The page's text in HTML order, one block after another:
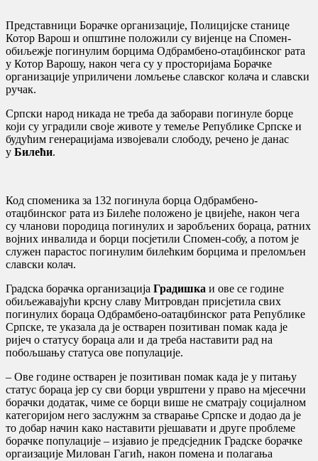
Представници Борачке организације, Полицијске станице
Котор Варош и општине положили су вијенце на Спомен-
обиљежје погинулим борцима Одбрамбено-отаџбинског рата
у Котор Варошу, након чега су у просторијама Борачке
организације уприличени ломљење славског колача и славски
ручак.
Српски народ никада не треба да заборави погинуле борце
који су уградили своје животе у темеље Републике Српске и
будућим генерацијама извојевали слободу, речено је данас
у Билећи.
Код споменика за 132 погинула борца Одбрамбено-
отаџбинског рата из Билеће положено је цвијеће, након чега
су чланови породица погинулих и заробљених бораца, ратних
војних инвалида и борци посјетили Спомен-собу, а потом је
служен парастос погинулим билећким борцима и преломљен
славски колач.
Градска борачка организација Градишка и ове се године
обиљежавајући крсну славу Митровдан присјетила свих
погинулих бораца Одбрамбено-оатаџбинског рата Републике
Српске, те указала да је остварен позитиван помак када је
ријеч о статусу бораца али и да треба наставити рад на
побољшању статуса ове популације.
– Ове године остварен је позитиван помак када је у питању
статус бораца јер су сви борци уврштени у право на мјесечни
борачки додатак, чиме се борци више не сматрају социјалном
категоријом него заслужнм за стварање Српске и додао да је
то добар начин како наставити рјешавати и друге проблеме
борачке популације – изјавио је предсједник Градске борачке
оргаизације Милован Гагић, након помена и полагања